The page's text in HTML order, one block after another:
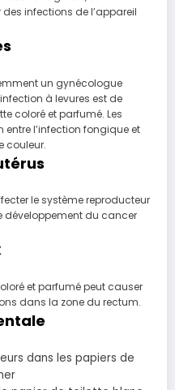
infections de l’appareil
un gynécologue
à levures est de
coloré et parfumé. Les
entre l’infection fongique et
couleur.
le système reproducteur
développement du cancer
et parfumé peut causer
dans la zone du rectum.
dans les papiers de